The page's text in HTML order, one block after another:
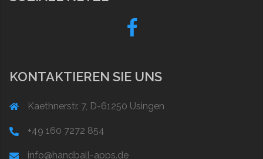
Fb
KONTAKTIEREN SIE UNS
Kaethnerstr. 7, D-61250 Usingen
+49 160 7272 854
info@handball-apps.de